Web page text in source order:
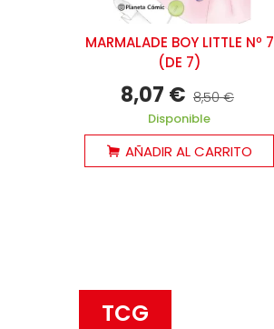
MARMALADE BOY LITTLE Nº 7
(DE 7)
8,07 € 8,50 €
Disponible
AÑADIR AL CARRITO
TCG